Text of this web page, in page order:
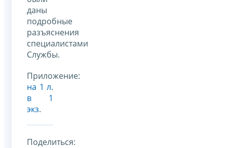
даны
подробные
разъяснения
специалистами
Службы.
Приложение:
на 1 л.
в 1
экз.
Поделиться: